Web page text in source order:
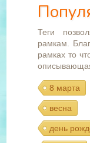
Теги
рамкам.
рамках то
8 марта
весна
день